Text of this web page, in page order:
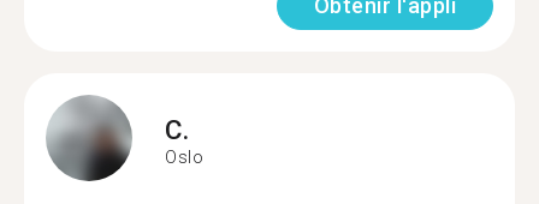
Obtenir l'appli
C.
Oslo